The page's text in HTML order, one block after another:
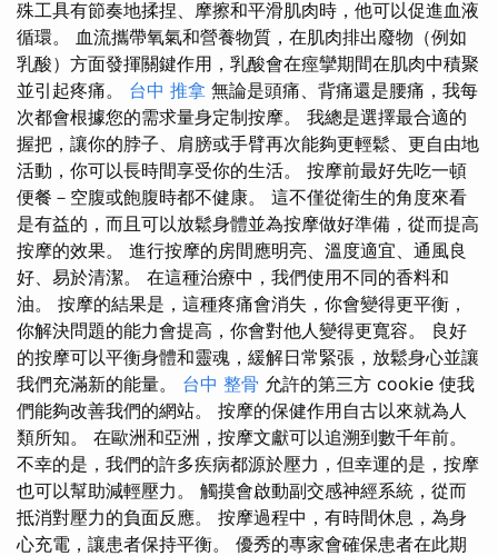
殊工具有節奏地揉捏、摩擦和平滑肌肉時，他可以促進血液
循環。 血流攜帶氧氣和營養物質，在肌肉排出廢物（例如
乳酸）方面發揮關鍵作用，乳酸會在痙攣期間在肌肉中積聚
並引起疼痛。 台中 推拿 無論是頭痛、背痛還是腰痛，我每
次都會根據您的需求量身定制按摩。 我總是選擇最合適的
握把，讓你的脖子、肩膀或手臂再次能夠更輕鬆、更自由地
活動，你可以長時間享受你的生活。 按摩前最好先吃一頓
便餐－空腹或飽腹時都不健康。 這不僅從衛生的角度來看
是有益的，而且可以放鬆身體並為按摩做好準備，從而提高
按摩的效果。 進行按摩的房間應明亮、溫度適宜、通風良
好、易於清潔。 在這種治療中，我們使用不同的香料和
油。 按摩的結果是，這種疼痛會消失，你會變得更平衡，
你解決問題的能力會提高，你會對他人變得更寬容。 良好
的按摩可以平衡身體和靈魂，緩解日常緊張，放鬆身心並讓
我們充滿新的能量。 台中 整骨 允許的第三方 cookie 使我
們能夠改善我們的網站。 按摩的保健作用自古以來就為人
類所知。 在歐洲和亞洲，按摩文獻可以追溯到數千年前。
不幸的是，我們的許多疾病都源於壓力，但幸運的是，按摩
也可以幫助減輕壓力。 觸摸會啟動副交感神經系統，從而
抵消對壓力的負面反應。 按摩過程中，有時間休息，為身
心充電，讓患者保持平衡。 優秀的專家會確保患者在此期